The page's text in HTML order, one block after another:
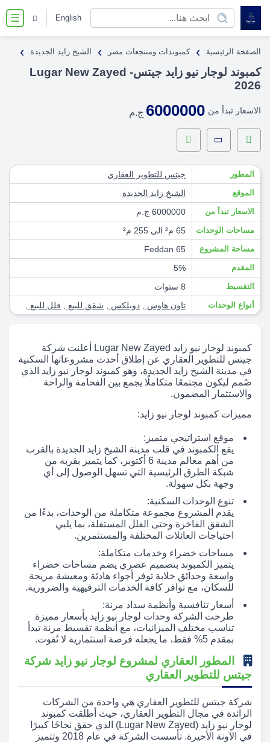
☰ English
الصفحة الرئيسية › كمبوندات ومنتجعات مصر › الشيخ زايد الجديدة ›
كمبوند لوجار نيو زايد جيتس- Lugar New Zayed
2026
الاسعار تبدأ من 6000000 ج.م
المطور جيتس للتطوير العقاري
الموقع الشيخ زايد الجديدة
الاسعار تبدأ من 6000000 ج.م
مساحات الوحدات 65 م² الى 255 م²
مساحة المشروع 65 Feddan
المقدم 5%
التقسيط 8 سنوات
أنواع الوحدات تاون هاوس دوبلكس شقق للبيع فلل للبيع
كمبوند لوجار نيو زايد Lugar New Zayed أعلنت شركة
جيتس للتطوير العقاري عن إطلاق أحدث مشروعاتها السكنية
في مدينة الشيخ زايد الجديدة، وهو كمبوند لوجار نيو زايد الذي
صُمم ليكون مجتمعًا متكاملًا يجمع بين الفخامة والراحة
والاستثمار المضمون.
مميزات كمبوند لوجار نيو زايد:
موقع استراتيجي متميز:
يقع الكمبوند في قلب مدينة الشيخ زايد الجديدة بالقرب
من أهم معالم مدينة 6 أكتوبر، كما يتميز بقربه من
شبكة الطرق الرئيسية التي تسهل الوصول إلى أي
وجهة بكل سهولة.
تنوع الوحدات السكنية:
يقدم المشروع مجموعة متكاملة من الوحدات، بدءًا من
الشقق الفاخرة وحتى الفلل المستقلة، بما يلبي
احتياجات العائلات المختلفة والمستثمرين.
مساحات خضراء وخدمات متكاملة:
يتميز الكمبوند بتصميم عصري يضم مساحات خضراء
واسعة وحدائق خلابة توفر أجواء هادئة ومعيشة مريحة
للسكان، مع توافر كافة الخدمات الترفيهية والضرورية.
أسعار تنافسية وأنظمة سداد مرنة:
طرحت الشركة وحدات لوجار نيو زايد بأسعار مميزة
تناسب مختلف الميزانيات، مع أنظمة تقسيط مرنة تبدأ
بمقدم 5% فقط، ما يجعله فرصة استثمارية لا تُفوت.
المطور العقاري لمشروع لوجار نيو زايد شركة
جيتس للتطوير العقاري
شركة جيتس للتطوير العقاري هي واحدة من الشركات
الرائدة في مجال التطوير العقاري، حيث أطلقت كمبوند
لوجار نيو زايد (Lugar New Zayed) الذي حقق نجاحًا كبيرًا
في الآونة الأخيرة. تأسست الشركة في عام 2018 وتتميز